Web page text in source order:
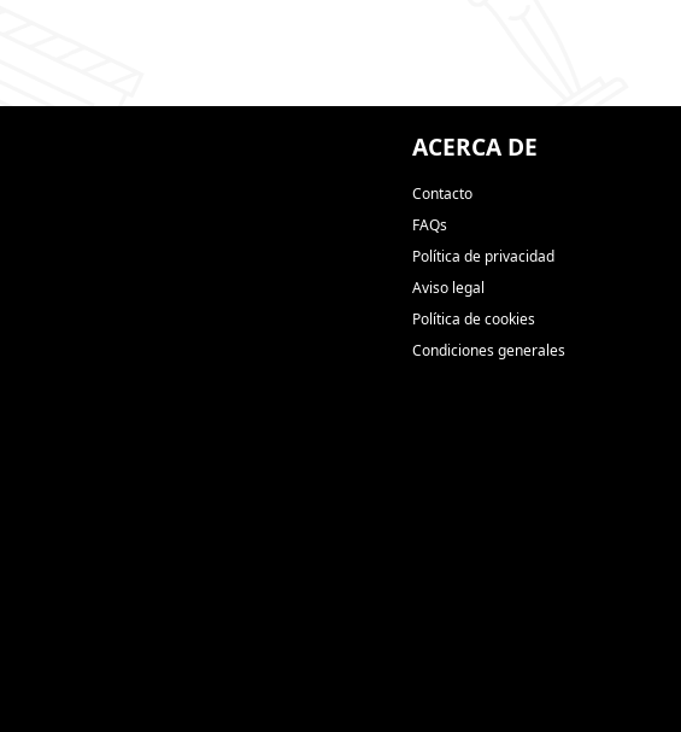
ACERCA DE
Contacto
FAQs
Política de privacidad
Aviso legal
Política de cookies
Condiciones generales